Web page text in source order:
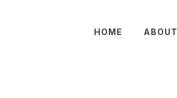
HOME ABOUT